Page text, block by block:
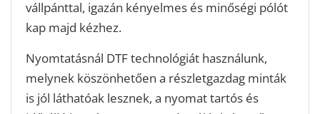
vállpánttal, igazán kényelmes és minőségi pólót
kap majd kézhez.
Nyomtatásnál DTF technológiát használunk,
melynek köszönhetően a részletgazdag minták
is jól láthatóak lesznek, a nyomat tartós és